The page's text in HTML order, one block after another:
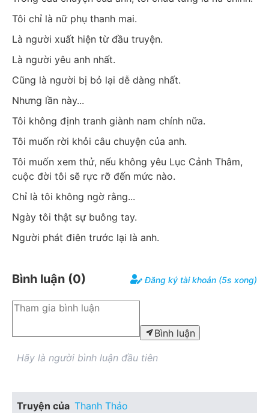
Tôi chỉ là nữ phụ thanh mai.
Là người xuất hiện từ đầu truyện.
Là người yêu anh nhất.
Cũng là người bị bỏ lại dễ dàng nhất.
Nhưng lần này...
Tôi không định tranh giành nam chính nữa.
Tôi muốn rời khỏi câu chuyện của anh.
Tôi muốn xem thử, nếu không yêu Lục Cảnh Thâm,
cuộc đời tôi sẽ rực rỡ đến mức nào.
Chỉ là tôi không ngờ rằng...
Ngày tôi thật sự buông tay.
Người phát điên trước lại là anh.
Bình luận (0) Đăng ký tài khoản (5s xong)
Bình luận
Hãy là người bình luận đầu tiên
Truyện của Thanh Thảo